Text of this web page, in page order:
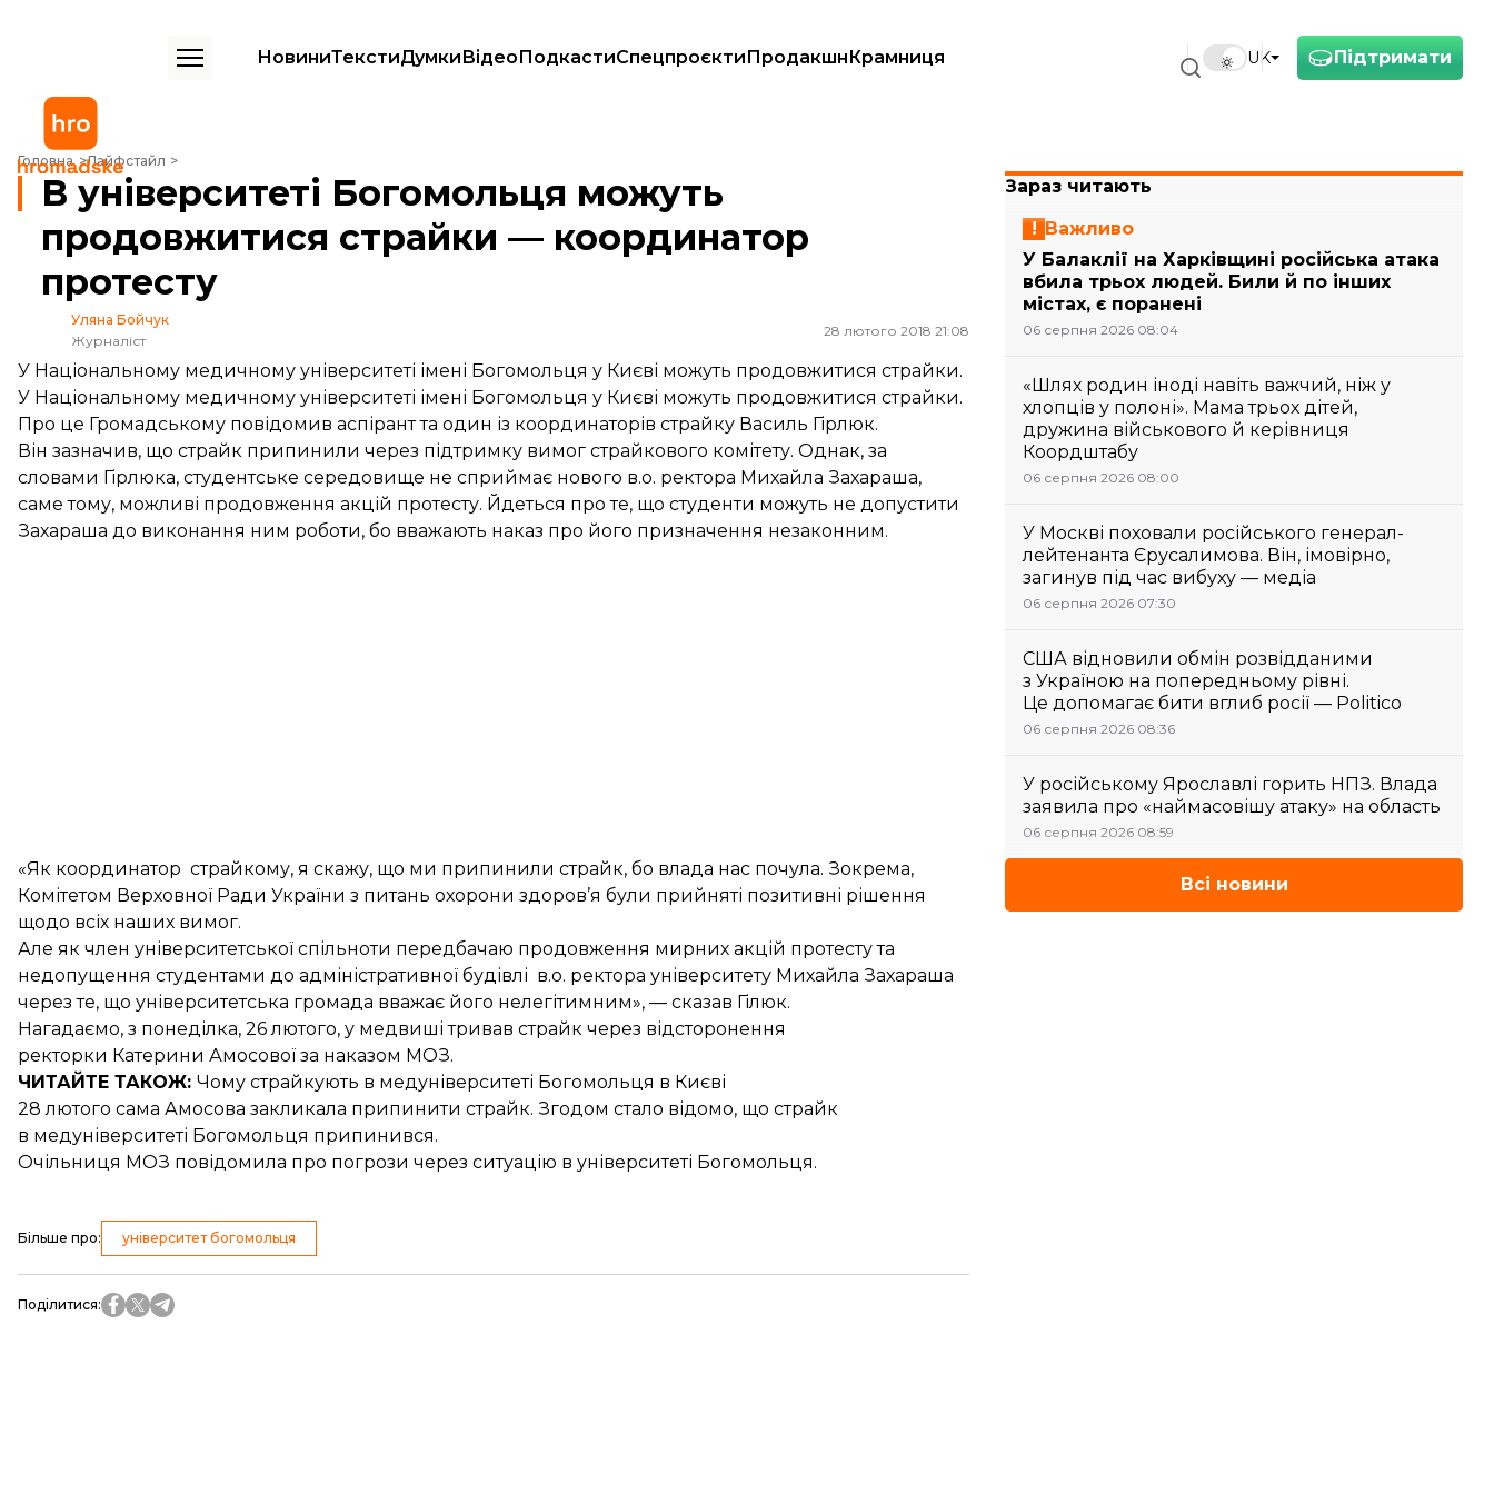
Підтримати
UK
НовиниТекстиДумкиВідеоПодкастиСпецпроєктиПродакшнКрамниця
Головна Лайфстайл
В університеті Богомольця можуть продовжитися страйки — координатор протесту
В університеті Богомольця можуть
продовжитися страйки — координатор
протесту
Уляна Бойчук
Журналіст
28 лютого 2018 21:08
У Національному медичному університеті імені Богомольця у Києві можуть продовжитися страйки.
У Національному медичному університеті імені Богомольця у Києві можуть продовжитися страйки.
Про це Громадському повідомив аспірант та один із координаторів страйку Василь Гірлюк.
Він зазначив, що страйк припинили через підтримку вимог страйкового комітету. Однак, за
словами Гірлюка, студентське середовище не сприймає нового в.о. ректора Михайла Захараша,
саме тому, можливі продовження акцій протесту. Йдеться про те, що студенти можуть не допустити
Захараша до виконання ним роботи, бо вважають наказ про його призначення незаконним.
«Як координатор страйкому, я скажу, що ми припинили страйк, бо влада нас почула. Зокрема,
Комітетом Верховної Ради України з питань охорони здоров’я були прийняті позитивні рішення
щодо всіх наших вимог.
Але як член університетської спільноти передбачаю продовження мирних акцій протесту та
недопущення студентами до адміністративної будівлі в.о. ректора університету Михайла Захараша
через те, що університетська громада вважає його нелегітимним», — сказав Гілюк.
Нагадаємо, з понеділка, 26 лютого, у медвиші тривав страйк через відсторонення
ректорки Катерини Амосової за наказом МОЗ.
ЧИТАЙТЕ ТАКОЖ: Чому страйкують в медуніверситеті Богомольця в Києві
28 лютого сама Амосова закликала припинити страйк. Згодом стало відомо, що страйк
в медуніверситеті Богомольця припинився.
Очільниця МОЗ повідомила про погрози через ситуацію в університеті Богомольця.
Більше про: університет богомольця
Поділитися:
Зараз читають
Важливо
У Балаклії на Харківщині російська атака
вбила трьох людей. Били й по інших
містах, є поранені
06 серпня 2026 08:04
«Шлях родин іноді навіть важчий, ніж у
хлопців у полоні». Мама трьох дітей,
дружина військового й керівниця
Коордштабу
06 серпня 2026 08:00
У Москві поховали російського генерал-
лейтенанта Єрусалимова. Він, імовірно,
загинув під час вибуху — медіа
06 серпня 2026 07:30
США відновили обмін розвідданими
з Україною на попередньому рівні.
Це допомагає бити вглиб росії — Politico
06 серпня 2026 08:36
У російському Ярославлі горить НПЗ. Влада
заявила про «наймасовішу атаку» на область
06 серпня 2026 08:59
Всі новини